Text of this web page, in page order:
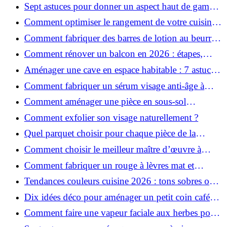
Sept astuces pour donner un aspect haut de gamme
à votre cuisine
Comment optimiser le rangement de votre cuisine
et gagner de la place ?
Comment fabriquer des barres de lotion au beurre
de karité ?
Comment rénover un balcon en 2026 : étapes,
budget et matériaux ?
Aménager une cave en espace habitable : 7 astuces
essentielles
Comment fabriquer un sérum visage anti-âge à
l'huile de rose musquée ?
Comment aménager une pièce en sous-sol
efficacement ?
Comment exfolier son visage naturellement ?
Quel parquet choisir pour chaque pièce de la
maison ?
Comment choisir le meilleur maître d’œuvre à
Grenoble en 2026 ?
Comment fabriquer un rouge à lèvres mat et
hydratant fait maison ?
Tendances couleurs cuisine 2026 : tons sobres ou
colorés, que choisir ?
Dix idées déco pour aménager un petit coin café
chez soi
Comment faire une vapeur faciale aux herbes pour
une peau plus saine et rajeunie ?